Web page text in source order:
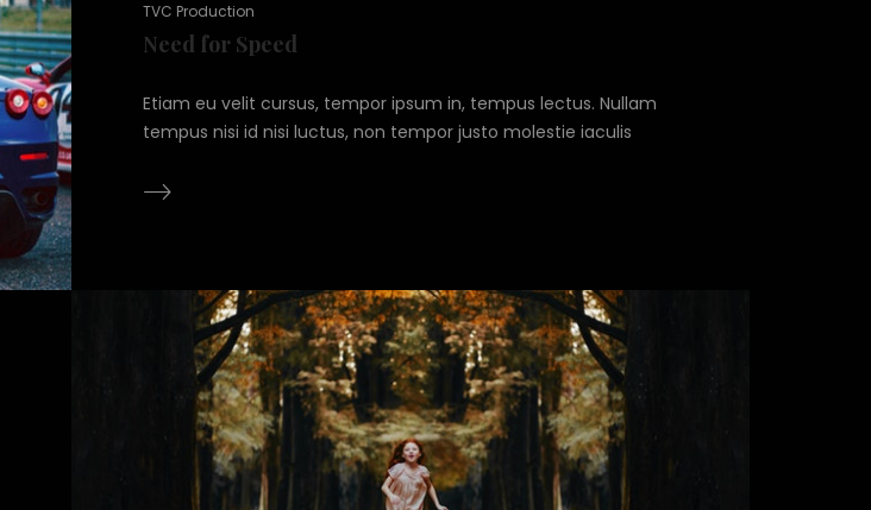
TVC Production
Need for Speed
Etiam eu velit cursus, tempor ipsum in, tempus lectus. Nullam
tempus nisi id nisi luctus, non tempor justo molestie iaculis